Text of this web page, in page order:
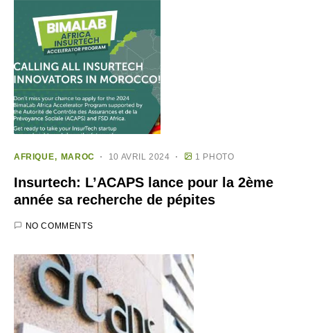
AFRIQUE MAROC 10 AVRIL 2024 1 PHOTO
Insurtech: L’ACAPS lance pour la 2ème
année sa recherche de pépites
NO COMMENTS